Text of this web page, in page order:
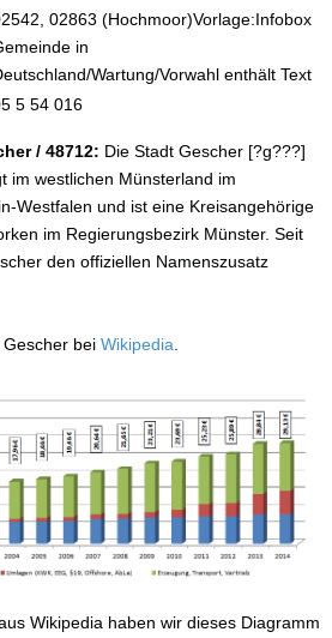
02863 (Hochmoor)Vorlage:Infobox
in
Wartung/Vorwahl enthält Text
5 54 016
/ 48712: Die Stadt Gescher [?g???]
im westlichen Münsterland im
Westfalen und ist eine Kreisangehörige
im Regierungsbezirk Münster. Seit
den offiziellen Namenszusatz
bei Wikipedia
Wikipedia haben wir dieses Diagramm